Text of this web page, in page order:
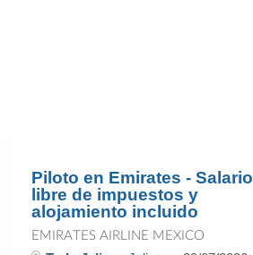
Piloto en Emirates - Salario
libre de impuestos y
alojamiento incluido
EMIRATES AIRLINE MEXICO